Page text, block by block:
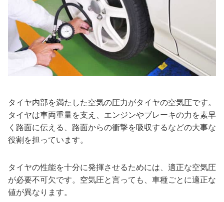
タイヤ内部を満たした空気の圧力がタイヤの空気圧です。
タイヤは車両重量を支え、エンジンやブレーキの力を素早
く路面に伝える、路面からの衝撃を吸収するなどの大事な
役割を担っています。
タイヤの性能を十分に発揮させるためには、適正な空気圧
が必要不可欠です。空気圧と言っても、車種ごとに適正な
値が異なります。